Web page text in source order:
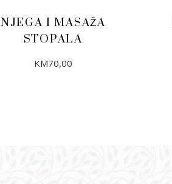
NJEGA I MASAŽA
STOPALA
KM70,00